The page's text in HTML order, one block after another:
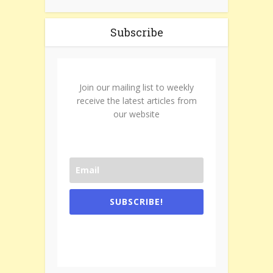
Subscribe
Join our mailing list to weekly
receive the latest articles from
our website
SUBSCRIBE!